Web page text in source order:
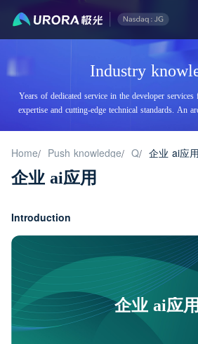
Industry
Years of dedicated service in the developer
expertise and cutting-edge technical standards. An
tens of billions of daily visits, supporting billions of
Home/ Push knowledge/ Q/ 企业 ai应用
企业 ai应用
Introduction
企业 ai应用